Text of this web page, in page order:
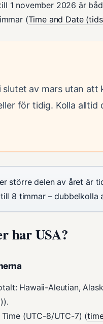
1 november 2026 är
(Time and Date
av mars utan att
för tidig. Kolla alltid
större delen av året är
8 timmar – dubbelkolla
har USA?
Hawaii-Aleutian,
(UTC-8/UTC-7) (